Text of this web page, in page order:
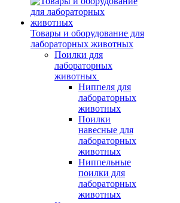
Товары и оборудование для
лабораторных животных
Поилки для
лабораторных
животных
Ниппеля для
лабораторных
животных
Поилки
навесные для
лабораторных
животных
Ниппельные
поилки для
лабораторных
животных